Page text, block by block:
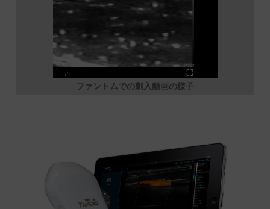
ファントムでの刺入動画の様子